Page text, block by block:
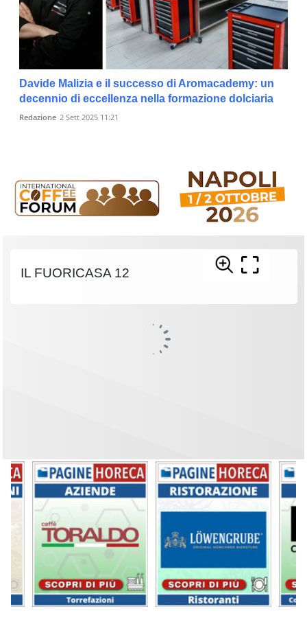
Davide Malizia e il successo di Aromacademy: un
decennio di eccellenza nella formazione dolciaria
Redazione 2 Sett 2025 11:21